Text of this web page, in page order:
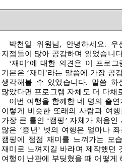
박천일 위원님, 안녕하세요. 우
지점들이 많아 공감하며 읽었습니
‘재미 ’에 대한 의견은 이 프로그
기본은 ‘재미 ’라는 말씀에 가장 공
생각해볼 수 있었습니다. 말씀 하
많았다면 프로그램 자체도 더 다채
이번 여행을 함께한 네 명의 출연
이렇게 비슷한 또래의 사람과 여
가장 큰 틀인 ‘캠핑 ’ 자체가 처음인
않은 ‘중년 ’ 넷의 여행은 얼마나
캠핑에 점점 재미를 느껴가는 모습
재미로 느껴지길 바라며 제작했던
여행이 난관에 부딪혔을 때 어떻게